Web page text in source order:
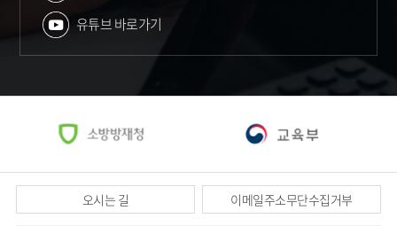
유튜브 바로가기
오시는 길 이메일주소무단수집거부